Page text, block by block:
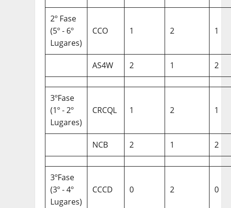
2º Fase
(5º - 6º
Lugares)
CCO 1 2 1
AS4W 2 1 2
3ºFase
(1º - 2º
Lugares)
CRCQL 1 2 1
NCB 2 1 2
3ºFase
(3º - 4º
Lugares)
CCCD 0 2 0